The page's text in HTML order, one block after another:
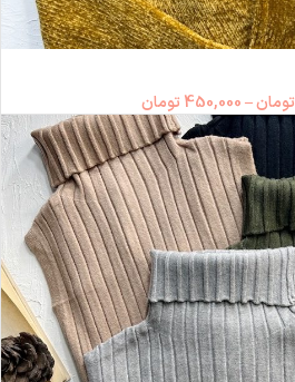
تومان–
450,000 تومان